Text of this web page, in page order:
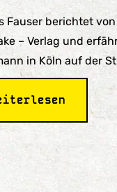
Fauser berichtet
– Verlag und
in Köln auf der
Episode
Hake